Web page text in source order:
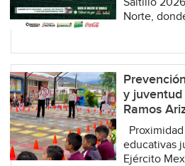
Norte,
y juventud
Ramos
educativas
Ejército